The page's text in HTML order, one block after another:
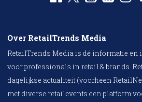
Over RetailTrends Media
RetailTrends Media is dé informatie en
voor professionals in retail & brands.
dagelijkse actualiteit (voorheen
met diverse retailevents een platform